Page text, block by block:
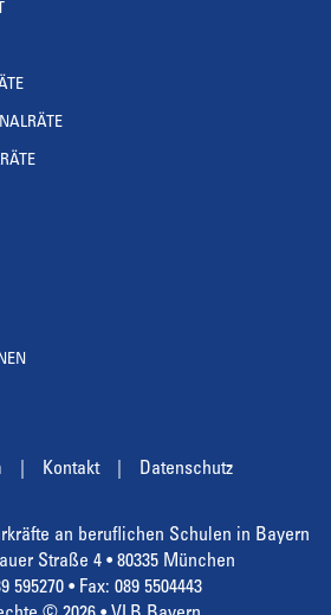
Kontakt Datenschutz
an beruflichen Schulen in Bayern
Straße 4 • 80335 München
595270 • Fax: 089 5504443